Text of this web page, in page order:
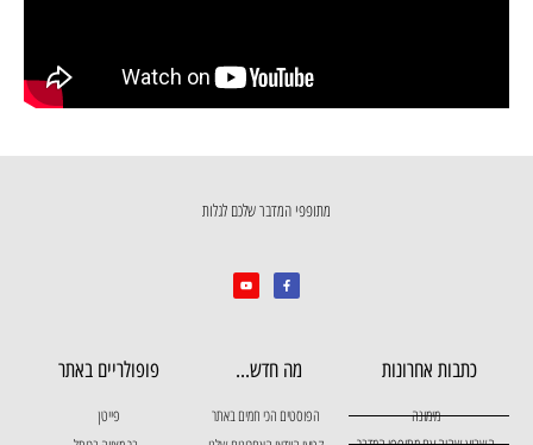
מתופפי המדבר שלכם לגלות
כתבות אחרונות
מימונה
מה חדש...
הפוסטים הכי חמים באתר
פופולריים באתר
פייטן